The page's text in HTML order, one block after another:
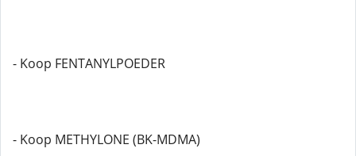
- Koop FENTANYLPOEDER
- Koop METHYLONE (BK-MDMA)